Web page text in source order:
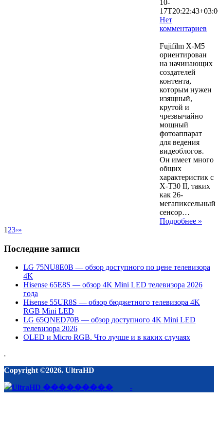
10-
Нет
комментариев
Fujifilm X-M5
ориентирован
на начинающих
создателей
контента,
которым нужен
изящный,
крутой и
чрезвычайно
мощный
фотоаппарат
для ведения
видеоблогов.
Он имеет много
общих
характеристик с
X-T30 II, таких
как 26-
мегапиксельный
сенсор…
Подробнее »
1 23›»
Последние записи
LG 75NU8E0B — обзор доступного по цене телевизора
4K
Hisense 65E8S — обзор 4K Mini LED телевизора 2026
года
Hisense 55UR8S — обзор бюджетного телевизора 4K
RGB Mini LED
LG 65QNED70B — обзор доступного 4K Mini LED
телевизора 2026
OLED и Micro RGB. Что лучше и в каких случаях
.
Copyright ©2026. UltraHD
-